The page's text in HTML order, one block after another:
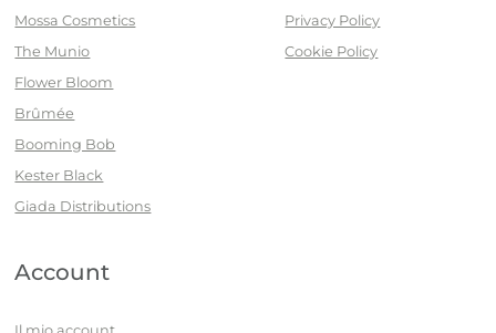
Mossa Cosmetics
The Munio
Flower Bloom
Brûmée
Booming Bob
Kester Black
Giada Distributions
Privacy Policy
Cookie Policy
Account